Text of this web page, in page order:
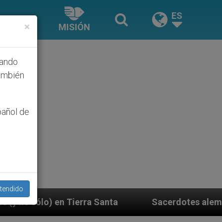
MISIÓN
ES
Sacerdotes alemanes fieles al Papa
×
de